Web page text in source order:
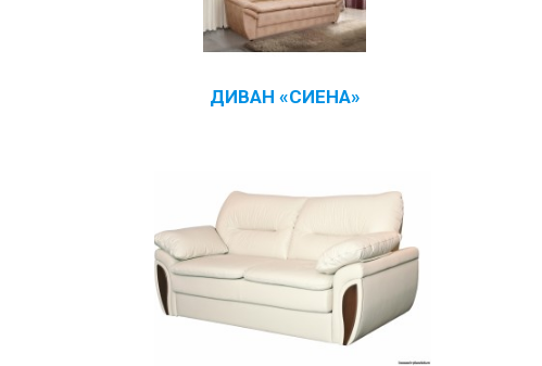
ДИВАН «СИЕНА»